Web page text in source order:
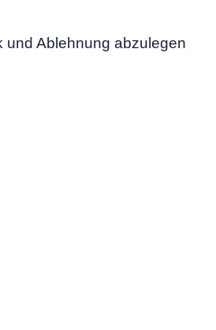
und Ablehnung abzulegen